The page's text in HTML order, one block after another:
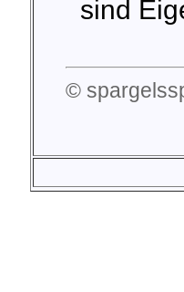
sind
©